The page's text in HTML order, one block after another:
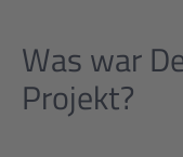
Was war
Projekt?